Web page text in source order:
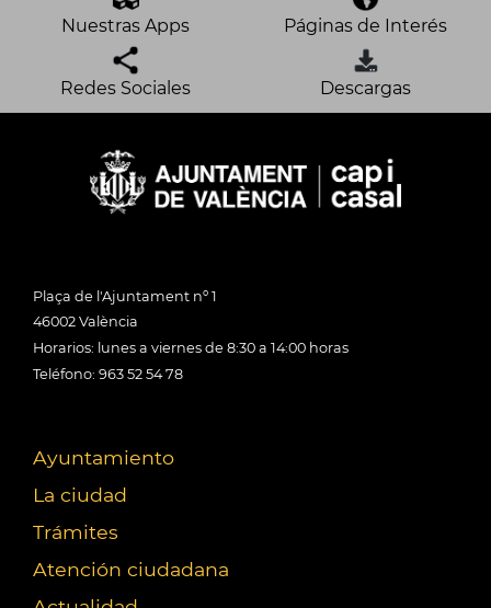
Nuestras Apps Páginas de Interés
Redes Sociales Descargas
Plaça de l'Ajuntament nº 1
46002 València
Horarios: lunes a viernes de 8:30 a 14:00 horas
Teléfono: 963 52 54 78
Ayuntamiento
La ciudad
Trámites
Atención ciudadana